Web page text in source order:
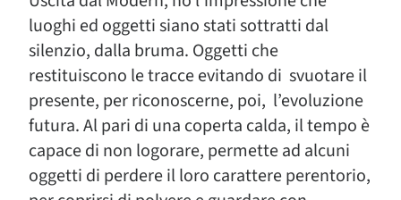
luoghi ed oggetti siano stati sottratti dal
silenzio, dalla bruma. Oggetti che
restituiscono le tracce evitando di svuotare il
presente, per riconoscerne, poi, l’evoluzione
futura. Al pari di una coperta calda, il tempo è
capace di non logorare, permette ad alcuni
oggetti di perdere il loro carattere perentorio,